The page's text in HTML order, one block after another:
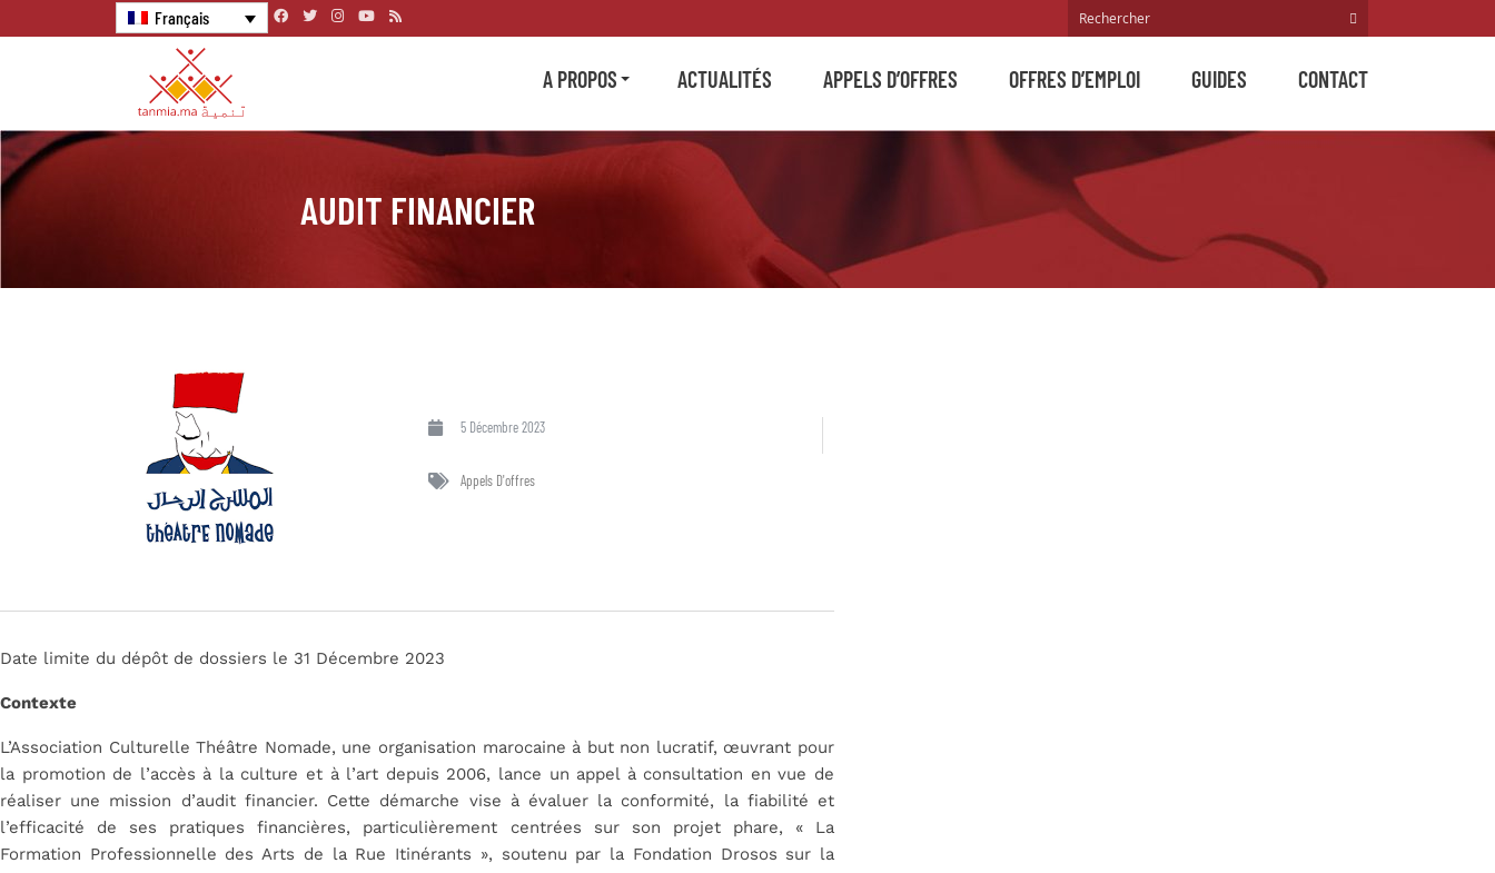
Français
A PROPOS ACTUALITÉS APPELS D’OFFRES OFFRES D’EMPLOI GUIDES CONTACT
AUDIT FINANCIER
5 Décembre 2023
Appels D'offres
Date limite du dépôt de dossiers le 31 Décembre 2023
Contexte
L’Association Culturelle Théâtre Nomade, une organisation marocaine à but non lucratif, œuvrant pour
la promotion de l’accès à la culture et à l’art depuis 2006, lance un appel à consultation en vue de
réaliser une mission d’audit financier. Cette démarche vise à évaluer la conformité, la fiabilité et
l’efficacité de ses pratiques financières, particulièrement centrées sur son projet phare, « La
Formation Professionnelle des Arts de la Rue Itinérants », soutenu par la Fondation Drosos sur la